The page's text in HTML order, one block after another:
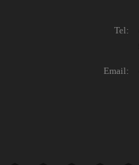
Tel:
Email: